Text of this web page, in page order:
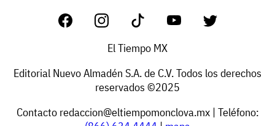
El Tiempo MX
Editorial Nuevo Almadén S.A. de C.V. Todos los derechos
reservados ©2025
Contacto redaccion@eltiempomonclova.mx| Teléfono: